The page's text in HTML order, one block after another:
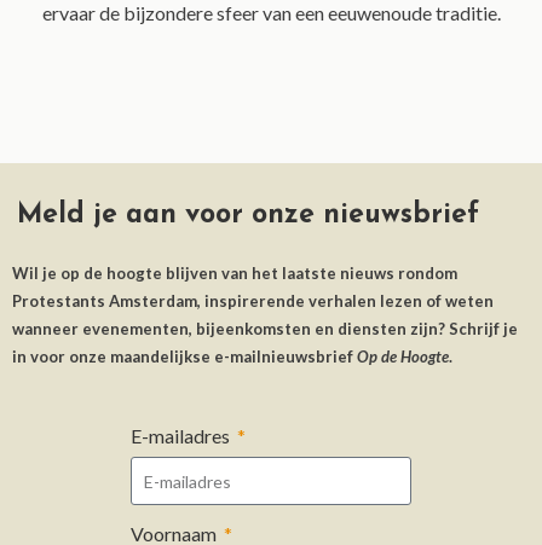
ervaar de bijzondere sfeer van een eeuwenoude traditie.
Meld je aan voor onze nieuwsbrief
Wil je op de hoogte blijven van het laatste nieuws rondom
Protestants Amsterdam, inspirerende verhalen lezen of weten
wanneer evenementen, bijeenkomsten en diensten zijn? Schrijf je
in voor onze maandelijkse e-mailnieuwsbriefOp de Hoogte.
E-mailadres
Voornaam